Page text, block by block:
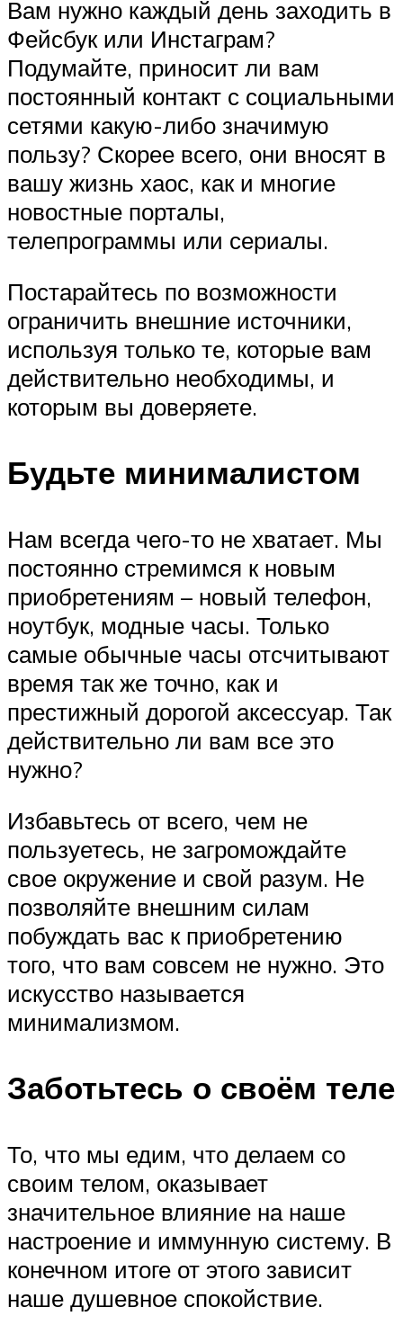
Вам нужно каждый день заходить в
Фейсбук или Инстаграм?
Подумайте, приносит ли вам
постоянный контакт с социальными
сетями какую-либо значимую
пользу? Скорее всего, они вносят в
вашу жизнь хаос, как и многие
новостные порталы,
телепрограммы или сериалы.
Постарайтесь по возможности
ограничить внешние источники,
используя только те, которые вам
действительно необходимы, и
которым вы доверяете.
Будьте минималистом
Нам всегда чего-то не хватает. Мы
постоянно стремимся к новым
приобретениям – новый телефон,
ноутбук, модные часы. Только
самые обычные часы отсчитывают
время так же точно, как и
престижный дорогой аксессуар. Так
действительно ли вам все это
нужно?
Избавьтесь от всего, чем не
пользуетесь, не загромождайте
свое окружение и свой разум. Не
позволяйте внешним силам
побуждать вас к приобретению
того, что вам совсем не нужно. Это
искусство называется
минимализмом.
Заботьтесь о своём теле
То, что мы едим, что делаем со
своим телом, оказывает
значительное влияние на наше
настроение и иммунную систему. В
конечном итоге от этого зависит
наше душевное спокойствие.